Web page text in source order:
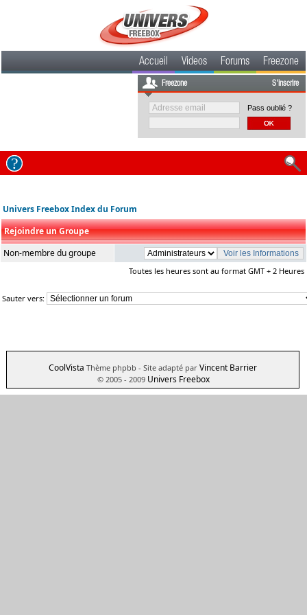
Accueil Videos Forums Freezone
Freezone S'inscrire
Pass oublié ?
Univers Freebox Index du Forum
Rejoindre un Groupe
Non-membre du groupe
Toutes les heures sont au format GMT + 2 Heures
Sauter vers:
CoolVista Thème phpbb - Site adapté par Vincent Barrier
© 2005 - 2009 Univers Freebox